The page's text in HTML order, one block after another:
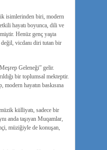
isimlerinden biri, modern
hayatı boyunca, dili ve
Henüz genç yaşta
değil, vicdanı diri tutan bir
Geleneği” gelir.
bir toplumsal mekteptir.
hayatın baskısına
külliyatı, sadece bir
anda taşıyan Muqamlar,
müziğiyle de konuşan,